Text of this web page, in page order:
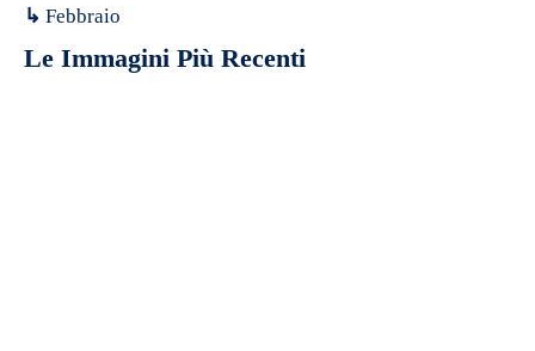
↳ Febbraio
Le Immagini Più Recenti